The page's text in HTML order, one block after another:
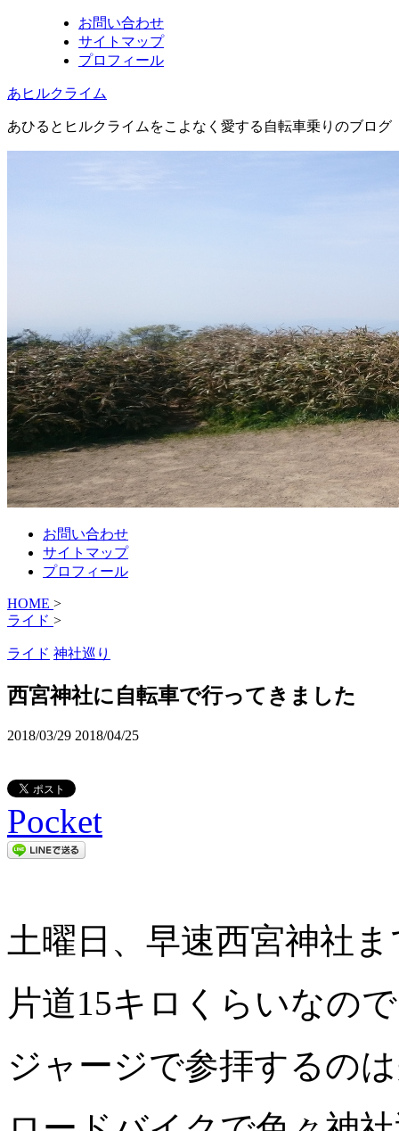
お問い合わせ
サイトマップ
プロフィール
あヒルクライム
あひるとヒルクライムをこよなく愛する自転車乗りのブログ
お問い合わせ
サイトマップ
プロフィール
HOME >
ライド >
ライド 神社巡り
西宮神社に自転車で行ってきました
2018/03/29 2018/04/25
Pocket
土曜日、早速西宮神社
片道15キロくらいなの
ジャージで参拝するの